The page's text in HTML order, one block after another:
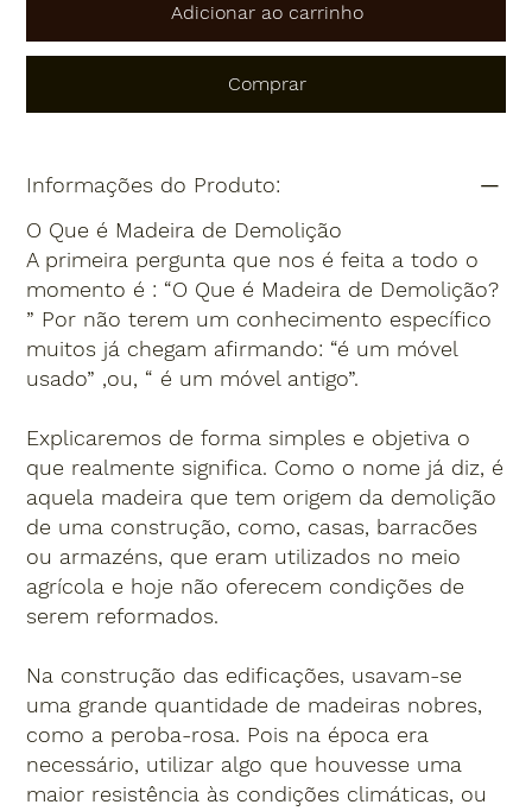
Adicionar ao carrinho
Comprar
Informações do Produto:
O Que é Madeira de Demolição
A primeira pergunta que nos é feita a todo o
momento é : “O Que é Madeira de Demolição?
” Por não terem um conhecimento específico
muitos já chegam afirmando: “é um móvel
usado” ,ou, “ é um móvel antigo”.
Explicaremos de forma simples e objetiva o
que realmente significa. Como o nome já diz, é
aquela madeira que tem origem da demolição
de uma construção, como, casas, barracões
ou armazéns, que eram utilizados no meio
agrícola e hoje não oferecem condições de
serem reformados.
Na construção das edificações, usavam-se
uma grande quantidade de madeiras nobres,
como a peroba-rosa. Pois na época era
necessário, utilizar algo que houvesse uma
maior resistência às condições climáticas, ou